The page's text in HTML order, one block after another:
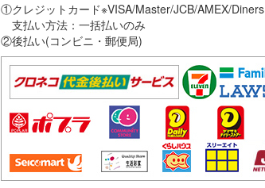
①クレジットカード※VISA/Master/JCB/AMEX/Diners
支払い方法：一括払いのみ
②後払い(コンビニ・郵便局)